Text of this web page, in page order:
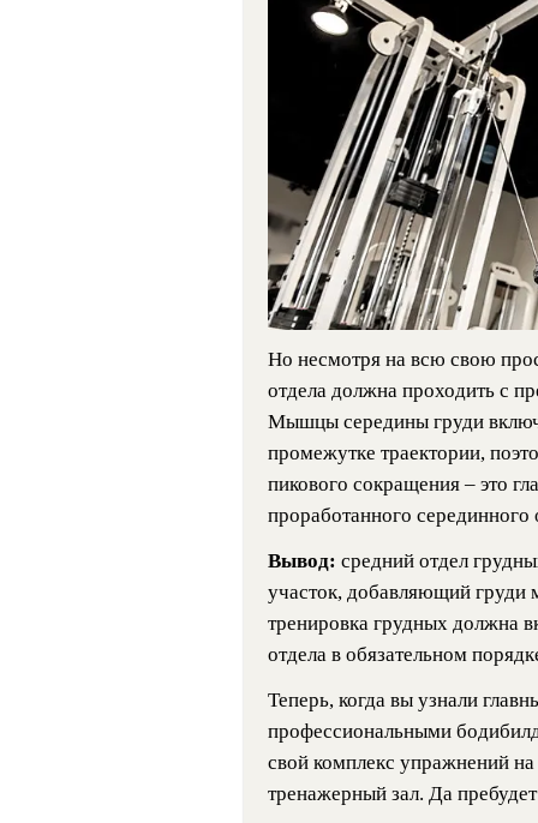
Но несмотря на всю свою
отдела должна проходить с
Мышцы середины груди
промежутке траектории,
пикового сокращения – это
проработанного серединного
Вывод: средний отдел
участок, добавляющий
тренировка грудных должна
отдела в обязательном
Теперь, когда вы узнали
профессиональными
свой комплекс упражнений на
тренажерный зал. Да